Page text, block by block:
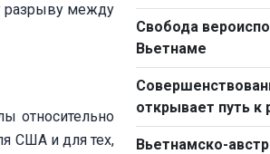
разрыву между
относительно
США и для тех,
мировой торговле
Свобода
Вьетнаме
открывает путь к
Вьетнамско-